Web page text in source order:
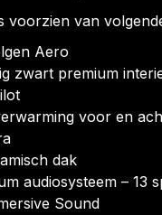
voorzien van
Aero
zwart premium
voor en
dak
audiosysteem – 13
Sound